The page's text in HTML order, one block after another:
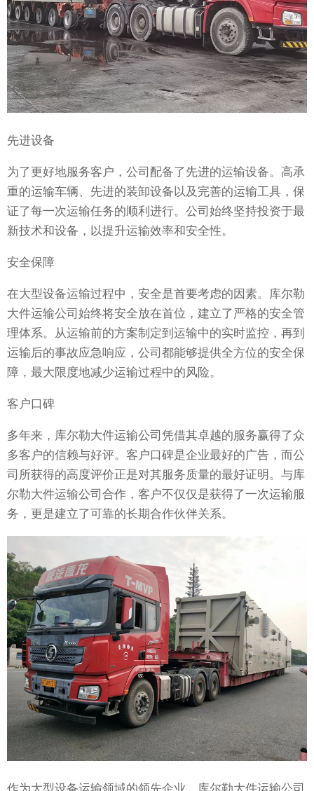
先进设备
为了更好地服务客户，公司配备了先进的运输设备。高承
重的运输车辆、先进的装卸设备以及完善的运输工具，保
证了每一次运输任务的顺利进行。公司始终坚持投资于最
新技术和设备，以提升运输效率和安全性。
安全保障
在大型设备运输过程中，安全是首要考虑的因素。库尔勒
大件运输公司始终将安全放在首位，建立了严格的安全管
理体系。从运输前的方案制定到运输中的实时监控，再到
运输后的事故应急响应，公司都能够提供全方位的安全保
障，最大限度地减少运输过程中的风险。
客户口碑
多年来，库尔勒大件运输公司凭借其卓越的服务赢得了众
多客户的信赖与好评。客户口碑是企业最好的广告，而公
司所获得的高度评价正是对其服务质量的最好证明。与库
尔勒大件运输公司合作，客户不仅仅是获得了一次运输服
务，更是建立了可靠的长期合作伙伴关系。